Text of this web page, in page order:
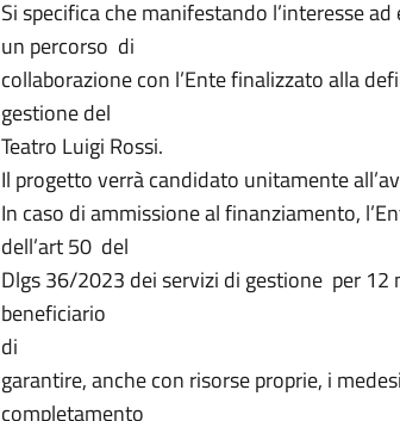
Si specifica che manifestando l’interesse
un percorso di
collaborazione con l’Ente finalizzato alla
gestione del
Teatro Luigi Rossi.
Il progetto verrà candidato unitamente
In caso di ammissione al finanziamento,
dell’art 50 del
Dlgs 36/2023 dei servizi di gestione per 12
beneficiario
di
garantire, anche con risorse proprie, i
completamento